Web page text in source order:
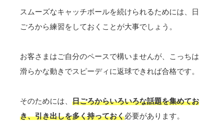
スムーズなキャッチボールを続けられるためには、日
ごろから練習をしておくことが大事でしょう。
お客さまはご自分のペースで構いませんが、こっちは
滑らかな動きでスピーディに返球できれば合格です。
そのためには、 日ごろからいろいろな話題を集めてお
き、引き出しを多く持っておく必要があります。